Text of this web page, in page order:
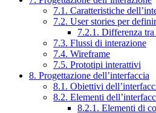
7.1. Caratteristiche
7.2. User stories per
7.2.1. Differenza tra
7.3. Flussi di interazione
7.4. Wireframe
7.5. Prototipi interattivi
8. Progettazione dell’interfaccia
8.1. Obiettivi
8.2. Elementi
8.2.1. Elementi di